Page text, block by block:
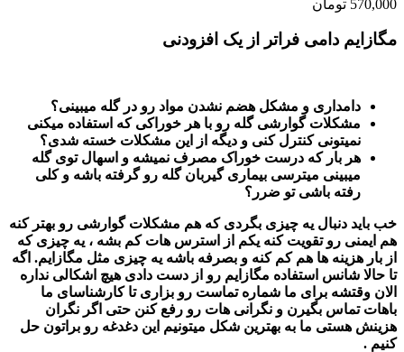
570,000 تومان
مگازایم دامی فراتر از یک افزودنی
دامداری و مشکل هضم نشدن مواد رو در گله میبینی؟
مشکلات گوارشی گله رو با هر خوراکی که استفاده میکنی
نمیتونی کنترل کنی و دیگه از این مشکلات خسته شدی؟
هر بار که درست خوراک مصرف نمیشه و اسهال توی گله
میبینی میترسی بیماری گیربان گله رو گرفته باشه و کلی
رفته باشی تو ضرر؟
خب باید دنبال یه چیزی بگردی که هم مشکلات گوارشی رو بهتر کنه
هم ایمنی رو تقویت کنه یکم از استرس هات کم بشه ، یه چیزی که
از بار هزینه ها هم کم کنه و بصرفه باشه یه چیزی مثل مگازایم. اگه
تا حالا شانس استفاده مگازایم رو از دست دادی هیچ اشکالی نداره
الان وقتشه برای ما شماره تماست رو بزاری تا کارشناسای ما
باهات تماس بگیرن و نگرانی هات رو رفع کنن حتی اگر نگران
هزینش هستی ما به بهترین شکل میتونیم این دغدغه رو براتون حل
کنیم .